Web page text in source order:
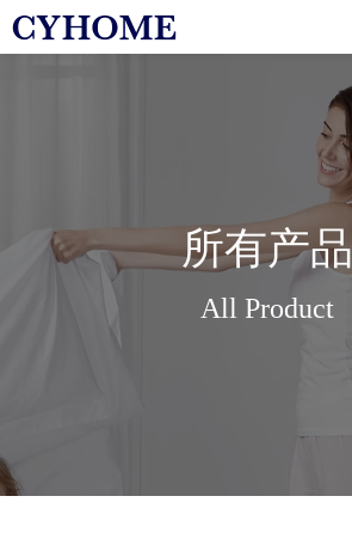
所有产品
All Product